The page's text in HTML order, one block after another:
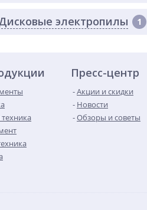
электропилы 1
Пресс-центр
Акции и скидки
Новости
Обзоры и советы